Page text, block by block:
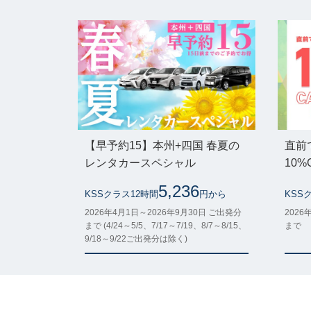
【早予約15】本州+四国 春夏の
レンタカースペシャル
KSSクラス12時間 5,236円から
2026年4月1日～2026年9月30日 ご出発分
まで (4/24～5/5、7/17～7/19、8/7～8/15、
9/18～9/22ご出発分は除く)
直前
KSS
2026
まで